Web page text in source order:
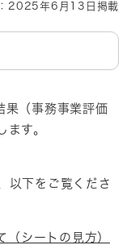
2025年6月13日掲載
果（事務事業評価
ます。
以下をご覧くださ
（シートの見方）